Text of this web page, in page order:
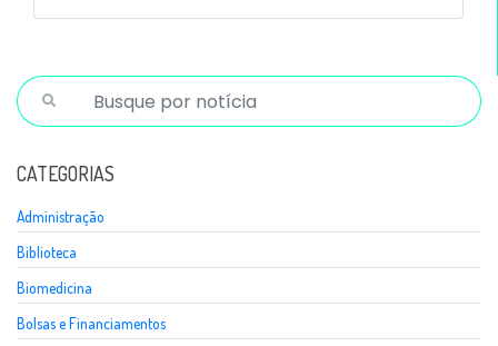
CATEGORIAS
Administração
Biblioteca
Biomedicina
Bolsas e Financiamentos